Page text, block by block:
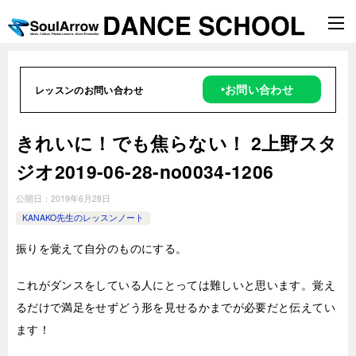
レッスンのお問い合わせ ‣お問い合わせ
きれいに！でも焦らない！ 2上野スタ
ジオ2019-06-28-no0034-1206
公開日： 2019年6月28日
KANAKO先生のレッスンノート
振りを覚えて自分のものにする。
これがダンスをしている人にとっては難しいと思います。覚え
るだけで満足をせずどう形を見せるかまでが必要だと伝えてい
ます！